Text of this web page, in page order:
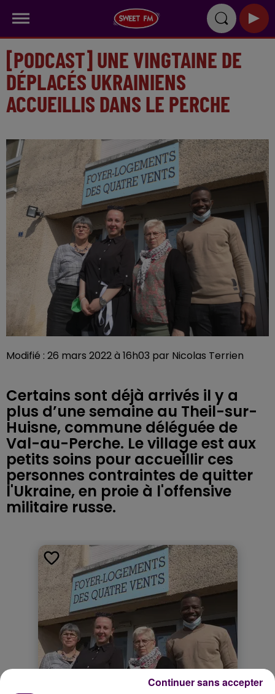
[PODCAST] UNE VINGTAINE DE
DÉPLACÉS UKRAINIENS
ACCUEILLIS DANS LE PERCHE
Modifié : 26 mars 2022 à 16h03 par Nicolas Terrien
Certains sont déjà arrivés il y a
plus d’une semaine au Theil-sur-
Huisne, commune déléguée de
Val-au-Perche. Le village est aux
petits soins pour accueillir ces
personnes contraintes de quitter
l'Ukraine, en proie à l'offensive
militaire russe.
Continuer sans accepter